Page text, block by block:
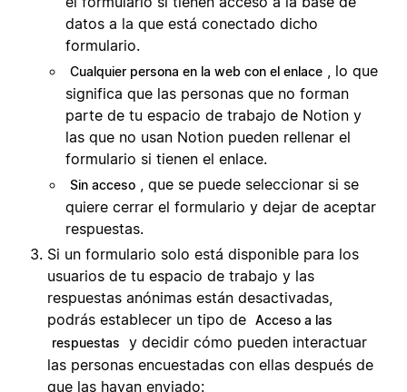
datos a la que está conectado dicho
formulario.
Cualquier persona en la web con el enlace , lo que
significa que las personas que no forman
parte de tu espacio de trabajo de Notion y
las que no usan Notion pueden rellenar el
formulario si tienen el enlace.
Sin acceso , que se puede seleccionar si se
quiere cerrar el formulario y dejar de aceptar
respuestas.
Si un formulario solo está disponible para los
usuarios de tu espacio de trabajo y las
respuestas anónimas están desactivadas,
podrás establecer un tipo de Acceso a las
respuestas
y decidir cómo pueden interactuar
las personas encuestadas con ellas después de
que las hayan enviado: